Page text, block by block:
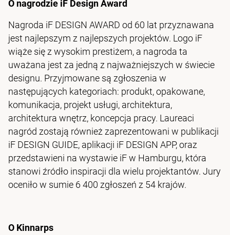
O nagrodzie iF Design Award
Nagroda iF DESIGN AWARD od 60 lat przyznawana
jest najlepszym z najlepszych projektów. Logo iF
wiąże się z wysokim prestiżem, a nagroda ta
uważana jest za jedną z najważniejszych w świecie
designu. Przyjmowane są zgłoszenia w
następujących kategoriach: produkt, opakowane,
komunikacja, projekt usługi, architektura,
architektura wnętrz, koncepcja pracy. Laureaci
nagród zostają również zaprezentowani w publikacji
iF DESIGN GUIDE, aplikacji iF DESIGN APP, oraz
przedstawieni na wystawie iF w Hamburgu, która
stanowi źródło inspiracji dla wielu projektantów. Jury
oceniło w sumie 6 400 zgłoszeń z 54 krajów.
O Kinnarps